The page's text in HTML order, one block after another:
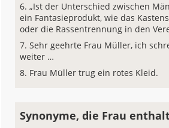
„Ist der Unterschied zwischen
ein Fantasieprodukt, wie das
oder die Rassentrennung in den
Sehr geehrte Frau Müller, ich
weiter …
Frau Müller trug ein rotes Kleid.
Synonyme, die Frau